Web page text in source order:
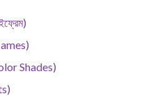
Shades)